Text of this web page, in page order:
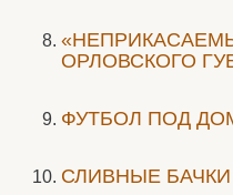
ОРЛОВСКОГО
ФУТБОЛ ПОД
СЛИВНЫЕ